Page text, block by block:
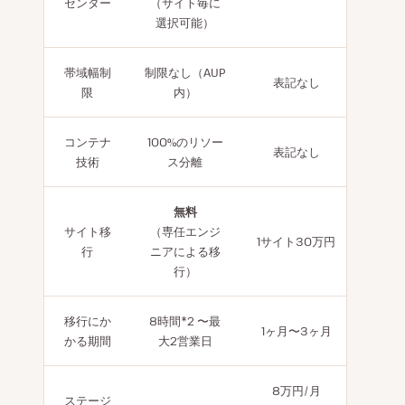
選択可能）
帯域幅制
限
制限なし（AUP
内）
表記なし
コンテナ
技術
100%のリソー
ス分離
表記なし
サイト移
行
無料
（専任エンジ
ニアによる移
行）
1サイト30万円
移行にか
かる期間
8時間*2 〜最
大2営業日
1ヶ月〜3ヶ月
ステージ
8万円/月